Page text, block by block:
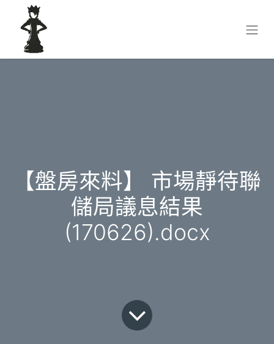
【盤房來料】 市場靜待聯
儲局議息結果
(170626).docx